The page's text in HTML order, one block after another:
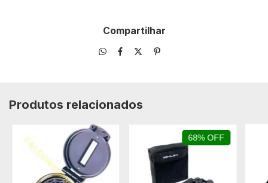
Compartilhar
Produtos relacionados
68% OFF